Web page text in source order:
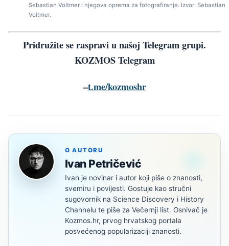
Sebastian Voltmer i njegova oprema za fotografiranje. Izvor: Sebastian
Voltmer.
Pridružite se raspravi u našoj Telegram grupi.
KOZMOS Telegram
–t.me/kozmoshr
O AUTORU
Ivan Petričević
Ivan je novinar i autor koji piše o znanosti,
svemiru i povijesti. Gostuje kao stručni
sugovornik na Science Discovery i History
Channelu te piše za Večernji list. Osnivač je
Kozmos.hr, prvog hrvatskog portala
posvećenog popularizaciji znanosti.